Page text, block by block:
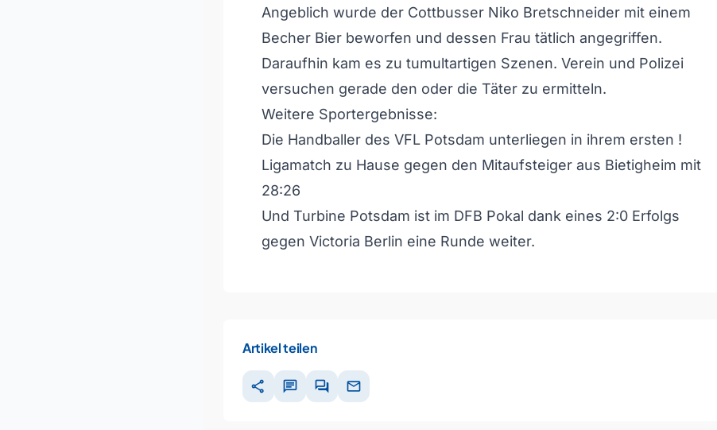
Angeblich wurde der Cottbusser Niko Bretschneider mit einem
Becher Bier beworfen und dessen Frau tätlich angegriffen.
Daraufhin kam es zu tumultartigen Szenen. Verein und Polizei
versuchen gerade den oder die Täter zu ermitteln.
Weitere Sportergebnisse:
Die Handballer des VFL Potsdam unterliegen in ihrem ersten !
Ligamatch zu Hause gegen den Mitaufsteiger aus Bietigheim mit
28:26
Und Turbine Potsdam ist im DFB Pokal dank eines 2:0 Erfolgs
gegen Victoria Berlin eine Runde weiter.
Artikel teilen
share chat forum mail